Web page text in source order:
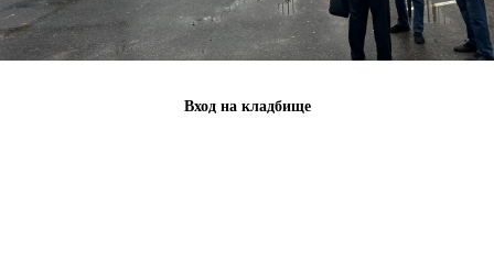
Вход на кладбище